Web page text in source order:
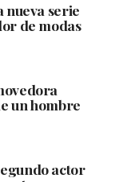
nueva serie
de modas
un hombre
actor